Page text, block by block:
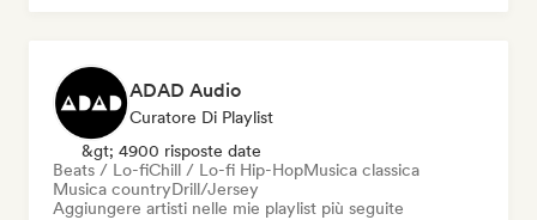
ADAD Audio
Curatore Di Playlist
&gt; 4900 risposte date
Beats / Lo-fiChill / Lo-fi Hip-HopMusica classica
Musica countryDrill/Jersey
Aggiungere artisti nelle mie playlist più seguite